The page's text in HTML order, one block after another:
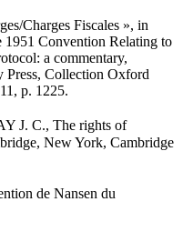
Charges Fiscales », in
Convention Relating to
a commentary,
Collection Oxford
p. 1225.
J. C., The rights of
New York, Cambridge
de Nansen du